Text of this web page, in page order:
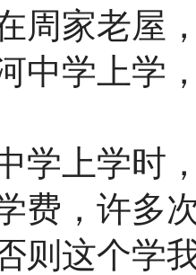
周家老屋
中学上学
上学时，
费，许多
则这个学